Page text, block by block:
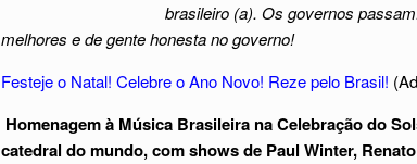
brasileiro (a). Os governos
melhores e de gente honesta no governo!
Festeje o Natal! Celebre o Ano Novo! Reze pelo Brasil!
Homenagem à Música Brasileira na Celebração do
catedral do mundo, com shows de Paul Winter,